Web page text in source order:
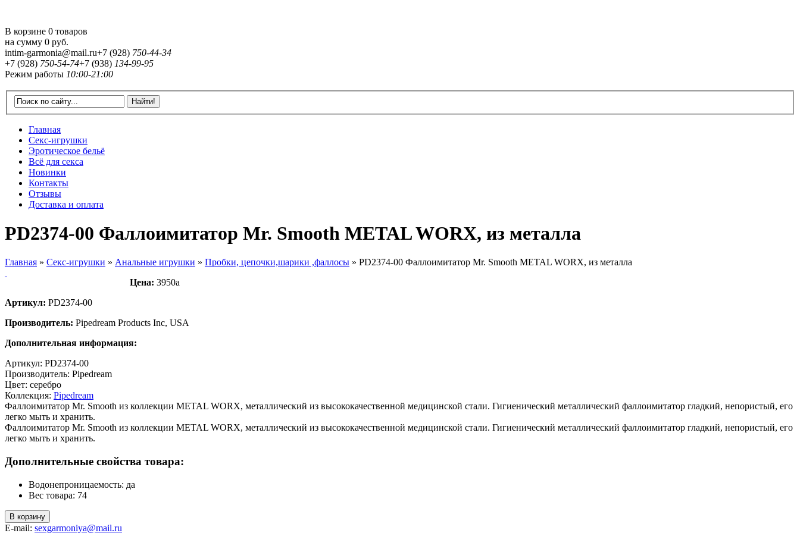
В корзине 0 товаров
на сумму 0 руб.
intim-garmonia@mail.ru+7 (928) 750-44-34
+7 (928) 750-54-74+7 (938) 134-99-95
Режим работы 10:00-21:00
Главная
Секс-игрушки
Эротическое бельё
Всё для секса
Новинки
Контакты
Отзывы
Доставка и оплата
PD2374-00 Фаллоимитатор Mr. Smooth METAL WORX, из металла
Главная » Секс-игрушки » Анальные игрушки » Пробки, цепочки,шарики ,фаллосы » PD2374-00 Фаллоимитатор Mr. Smooth METAL WORX, из металла
Цена: 3950a
Артикул: PD2374-00
Производитель: Pipedream Products Inc, USA
Дополнительная информация:
Артикул: PD2374-00
Производитель: Pipedream
Цвет: серебро
Коллекция: Pipedream
Фаллоимитатор Mr. Smooth из коллекции METAL WORX, металлический из высококачественной медицинской стали. Гигиенический металлический фаллоимитатор гладкий, непористый, его
легко мыть и хранить.
Фаллоимитатор Mr. Smooth из коллекции METAL WORX, металлический из высококачественной медицинской стали. Гигиенический металлический фаллоимитатор гладкий, непористый, его
легко мыть и хранить.
Дополнительные свойства товара:
Водонепроницаемость: да
Вес товара: 74
В корзину
E-mail: sexgarmoniya@mail.ru